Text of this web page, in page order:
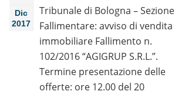
Dic
2017
Tribunale di Bologna – Sezione
Fallimentare: avviso di vendita
immobiliare Fallimento n.
102/2016 “AGIGRUP S.R.L.”.
Termine presentazione delle
offerte: ore 12.00 del 20